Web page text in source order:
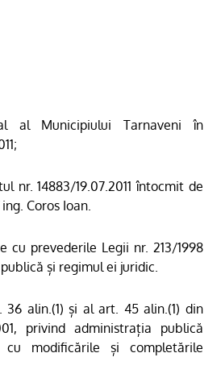
al Municipiului Tarnaveni în
nr. 14883/19.07.2011 întocmit de
Coros Ioan.
cu prevederile Legii nr. 213/1998
publică și regimul ei juridic.
alin.(1) și al art. 45 alin.(1) din
privind administrația publică
cu modificările și completările